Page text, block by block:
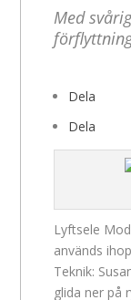
Med
Dela
Dela
Lyftsele
används
Teknik:
glida ner på